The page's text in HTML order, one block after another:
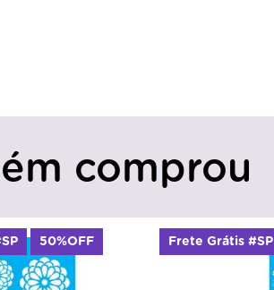
comprou
50%OFF Frete Grátis #SP